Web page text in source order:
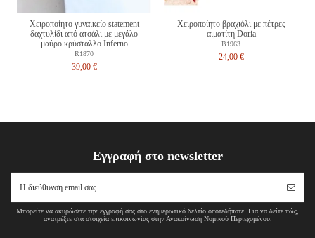
Χειροποίητο γυναικείο statement
δαχτυλίδι από ατσάλι με μεγάλο
μαύρο κρύσταλλο Inferno
R1870
39,00 €
Χειροποίητο βραχιόλι με πέτρες
αιματίτη Doria
B1963
24,00 €
Εγγραφή στο newsletter
Μπορείτε να ακυρώσετε την εγγραφή σας στο ενημερωτικό δελτίο οποτεδήποτε. Για να δείτε πώς,
ανατρέξτε στα στοιχεία επικοινωνίας στην Ανακοίνωση Νομικού Περιεχομένου.